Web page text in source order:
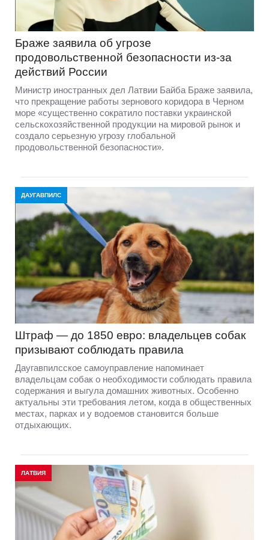
Браже заявила об угрозе
продовольственной безопасности из-за
действий России
Министр иностранных дел Латвии Байба Браже заявила,
что прекращение работы зернового коридора в Черном
море «существенно сократило поставки украинской
сельскохозяйственной продукции на мировой рынок и
создало серьезную угрозу глобальной
продовольственной безопасности».
ДАУГАВПИЛС
Штраф — до 1850 евро: владельцев собак
призывают соблюдать правила
Даугавпилсское самоуправление напоминает
владельцам собак о необходимости соблюдать правила
содержания и выгула домашних животных. Особенно
актуальны эти требования летом, когда в общественных
местах, парках и у водоемов становится больше
отдыхающих.
ЛАТВИЯ